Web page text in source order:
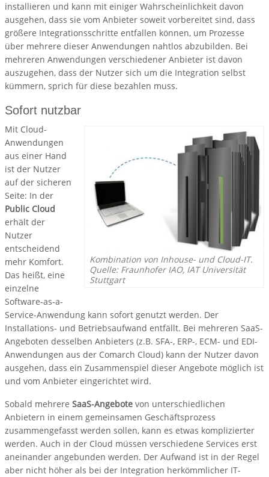
installieren und kann mit einiger Wahrscheinlichkeit davon
ausgehen, dass sie vom Anbieter soweit vorbereitet sind, dass
größere Integrationsschritte entfallen können, um Prozesse
über mehrere dieser Anwendungen nahtlos abzubilden. Bei
mehreren Anwendungen verschiedener Anbieter ist davon
auszugehen, dass der Nutzer sich um die Integration selbst
kümmern, sprich für diese bezahlen muss.
Sofort nutzbar
Kombination von Inhouse- und Cloud-IT.
Quelle: Fraunhofer IAO, IAT Universität
Stuttgart
Mit Cloud-
Anwendungen
aus einer Hand
ist der Nutzer
auf der sicheren
Seite: In der
Public Cloud
erhält der
Nutzer
entscheidend
mehr Komfort.
Das heißt, eine
einzelne
Software-as-a-
Service-Anwendung kann sofort genutzt werden. Der
Installations- und Betriebsaufwand entfällt. Bei mehreren SaaS-
Angeboten desselben Anbieters (z.B. SFA-, ERP-, ECM- und EDI-
Anwendungen aus der Comarch Cloud) kann der Nutzer davon
ausgehen, dass ein Zusammenspiel dieser Angebote möglich ist
und vom Anbieter eingerichtet wird.
Sobald mehrere SaaS-Angebote von unterschiedlichen
Anbietern in einem gemeinsamen Geschäftsprozess
zusammengefasst werden sollen, kann es etwas komplizierter
werden. Auch in der Cloud müssen verschiedene Services erst
aneinander angebunden werden. Der Aufwand ist in der Regel
aber nicht höher als bei der Integration herkömmlicher IT-